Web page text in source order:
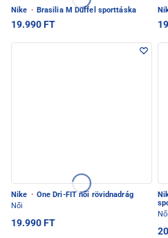
Nike · Brasilia M Duffel sporttáska
19.990 FT
Nike · One Dri-FIT női rövidnadrág
Női
19.990 FT
Női